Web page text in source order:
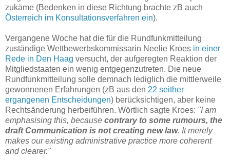
zukäme (Bedenken in diese Richtung brachte zB auch
Österreich im Konsultationsverfahren ein).
Vergangene Woche hat die für die Rundfunkmitteilung
zuständige Wettbewerbskommissarin Neelie Kroes in einer
Rede in Den Haag versucht, der aufgeregten Reaktion der
Mitgliedstaaten ein wenig entgegenzutreten. Die neue
Rundfunkmitteilung solle demnach lediglich die mittlerweile
gewonnenen Erfahrungen (zB aus den 22 seither
ergangenen Entscheidungen) berücksichtigen, aber keine
Rechtsänderung herbeiführen. Wörtlich sagte Kroes: "I am
emphasising this, because contrary to some rumours, the
draft Communication is not creating new law. It merely
makes our existing administrative practice more coherent
and clearer."